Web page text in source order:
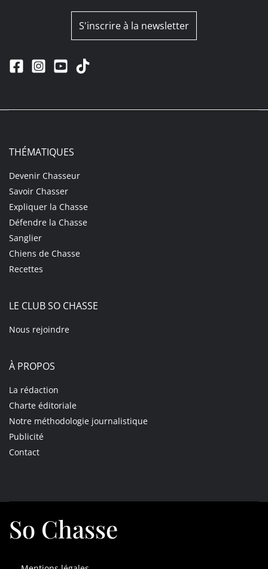
S'inscrire à la newsletter
THÉMATIQUES
Devenir Chasseur
Savoir Chasser
Expliquer la Chasse
Défendre la Chasse
Sanglier
Chiens de Chasse
Recettes
LE CLUB SO CHASSE
Nous rejoindre
À PROPOS
La rédaction
Charte éditoriale
Notre méthodologie journalistique
Publicité
Contact
So Chasse